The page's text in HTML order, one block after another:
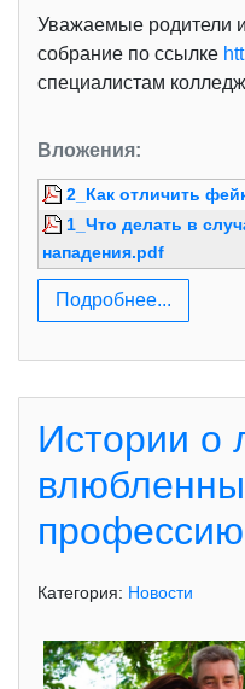
Уважаемые родители и
собрание по ссылке
специалистам
Вложения:
2_Как отличить
1_Что делать в
нападения.pdf
Подробнее...
Истории о
Категория: Новости